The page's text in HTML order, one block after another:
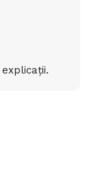
explicații.